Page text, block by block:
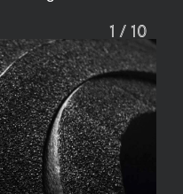
1 / 10